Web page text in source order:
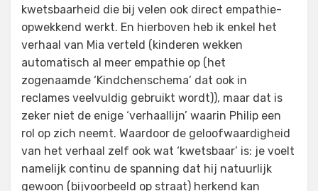
kwetsbaarheid die bij velen ook direct empathie-
opwekkend werkt. En hierboven heb ik enkel het
verhaal van Mia verteld (kinderen wekken
automatisch al meer empathie op (het
zogenaamde ‘Kindchenschema’ dat ook in
reclames veelvuldig gebruikt wordt)), maar dat is
zeker niet de enige ‘verhaallijn’ waarin Philip een
rol op zich neemt. Waardoor de geloofwaardigheid
van het verhaal zelf ook wat ‘kwetsbaar’ is: je voelt
namelijk continu de spanning dat hij natuurlijk
gewoon (bijvoorbeeld op straat) herkend kan